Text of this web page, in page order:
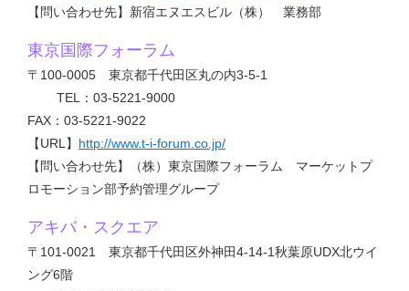
【問い合わせ先】新宿エヌエスビル（株） 業務部
東京国際フォーラム
〒100-0005 東京都千代田区丸の内3-5-1
TEL：03-5221-9000
FAX：03-5221-9022
【URL】 http://www.t-i-forum.co.jp/
【問い合わせ先】（株）東京国際フォーラム マーケットプ
ロモーション部予約管理グループ
アキバ・スクエア
〒101-0021 東京都千代田区外神田4-14-1秋葉原UDX北ウイ
ング6階